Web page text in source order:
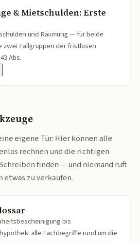
& Mietschulden: Erste
und Räumung — für beide
zwei Fallgruppen der fristlosen
Abs.
eigene Tür: Hier können alle
rechnen und die richtigen
finden — und niemand ruft
etwas zu verkaufen.
bis
alle Fachbegriffe rund um die